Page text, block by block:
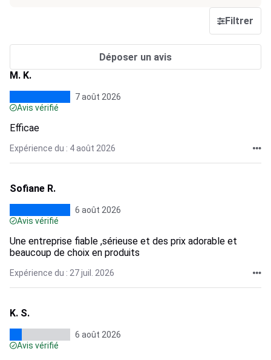
Filtrer
Déposer un avis
M. K.
7 août 2026
Avis vérifié
Efficae
Expérience du : 4 août 2026
Sofiane R.
6 août 2026
Avis vérifié
Une entreprise fiable ,sérieuse et des prix adorable et
beaucoup de choix en produits
Expérience du : 27 juil. 2026
K. S.
6 août 2026
Avis vérifié